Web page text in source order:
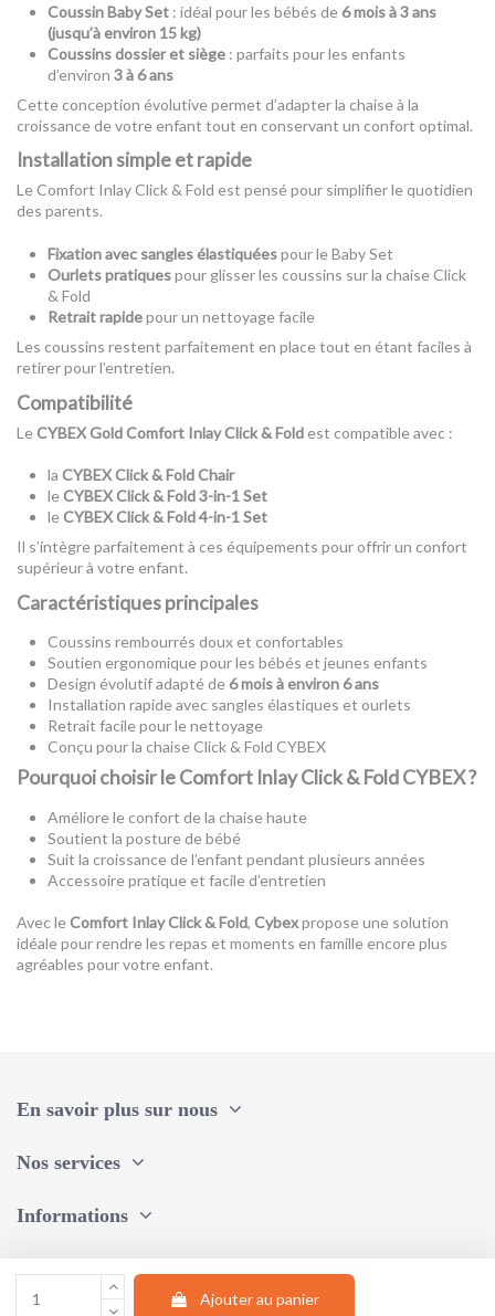
Ajouter au panier
Coussin Baby Set : idéal pour les bébés de6 mois à 3 ans
(jusqu’à environ 15 kg)
Coussins dossier et siège : parfaits pour les enfants
d’environ 3 à 6 ans
Cette conception évolutive permet d’adapter la chaise à la
croissance de votre enfant tout en conservant un confort optimal.
Installation simple et rapide
Le Comfort Inlay Click & Fold est pensé pour simplifier le quotidien
des parents.
Fixation avec sangles élastiquéespour le Baby Set
Ourlets pratiquespour glisser les coussins sur la chaise Click
& Fold
Retrait rapidepour un nettoyage facile
Les coussins restent parfaitement en place tout en étant faciles à
retirer pour l’entretien.
Compatibilité
LeCYBEX Gold Comfort Inlay Click & Fold est compatible avec :
la CYBEX Click & Fold Chair
leCYBEX Click & Fold 3-in-1 Set
leCYBEX Click & Fold 4-in-1 Set
Il s’intègre parfaitement à ces équipements pour offrir un confort
supérieur à votre enfant.
Caractéristiques principales
Coussins rembourrés doux et confortables
Soutien ergonomique pour les bébés et jeunes enfants
Design évolutif adapté de6 mois à environ 6 ans
Installation rapide avec sangles élastiques et ourlets
Retrait facile pour le nettoyage
Conçu pour la chaise Click & Fold CYBEX
Pourquoi choisir le Comfort Inlay Click & Fold CYBEX ?
Améliore le confort de la chaise haute
Soutient la posture de bébé
Suit la croissance de l’enfant pendant plusieurs années
Accessoire pratique et facile d’entretien
Avec leComfort Inlay Click & Fold, Cybexpropose une solution
idéale pour rendre les repas et moments en famille encore plus
agréables pour votre enfant.
En savoir plus sur nous
Nos services
Informations